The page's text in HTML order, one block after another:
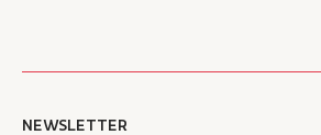
NEWSLETTER